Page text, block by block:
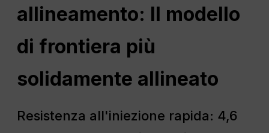
allineamento: Il modello
di frontiera più
solidamente allineato
Resistenza all'iniezione rapida: 4,6